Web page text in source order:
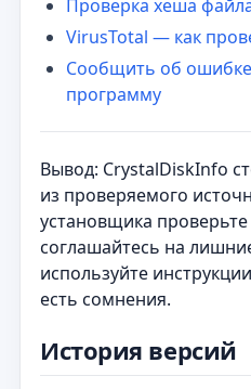
Проверка хеша
VirusTotal — как
Сообщить об
программу
Вывод: CrystalDiskInfo
из проверяемого
установщика
соглашайтесь на
используйте
есть сомнения.
История версий